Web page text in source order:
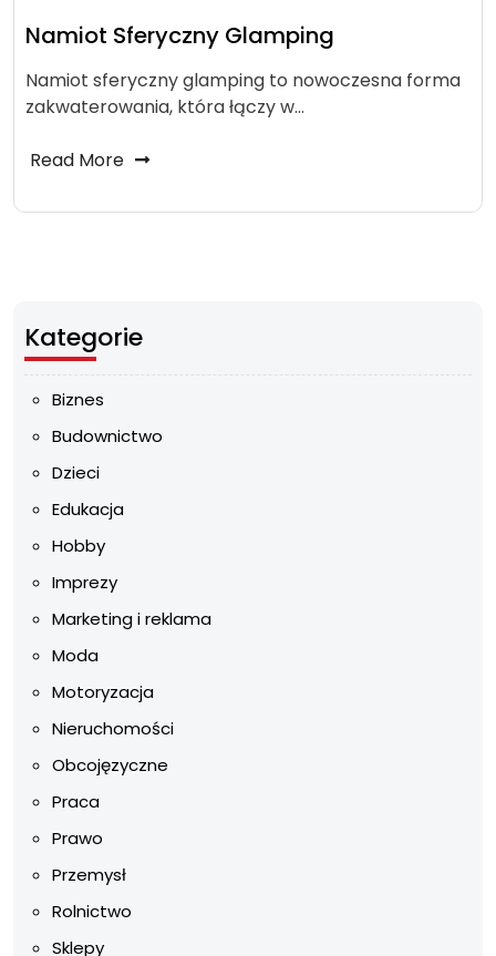
Namiot Sferyczny Glamping
Namiot sferyczny glamping to nowoczesna forma
zakwaterowania, która łączy w…
Read More
Kategorie
Biznes
Budownictwo
Dzieci
Edukacja
Hobby
Imprezy
Marketing i reklama
Moda
Motoryzacja
Nieruchomości
Obcojęzyczne
Praca
Prawo
Przemysł
Rolnictwo
Sklepy